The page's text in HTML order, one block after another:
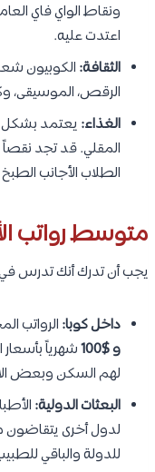
ونقاط الواي فاي
اعتدت عليه.
الثقافة: الكوبيون
الرقص، الموسيقى،
الغذاء: يعتمد بشكل
المقلي. قد تجد
الطلاب الأجانب
متوسط رواتب
يجب أن تدرك أنك تدرس
داخل كوبا: الرواتب
و $100
لهم السكن وبعض
البعثات الدولية:
لدول أخرى يتقاضون
للدولة والباقي